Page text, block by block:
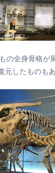
の全身骨格が
元したものも